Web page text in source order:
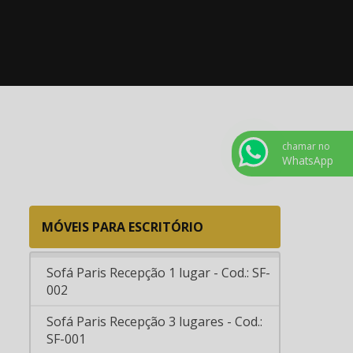
MÓVEIS PARA ESCRITÓRIO
Mesa para Refeitórios com banquetas
Cod.: TNO-001
Sofá Paris Recepção 1 lugar - Cod.: SF-
002
Sofá Paris Recepção 3 lugares - Cod.:
SF-001
chamar no
WhatsApp